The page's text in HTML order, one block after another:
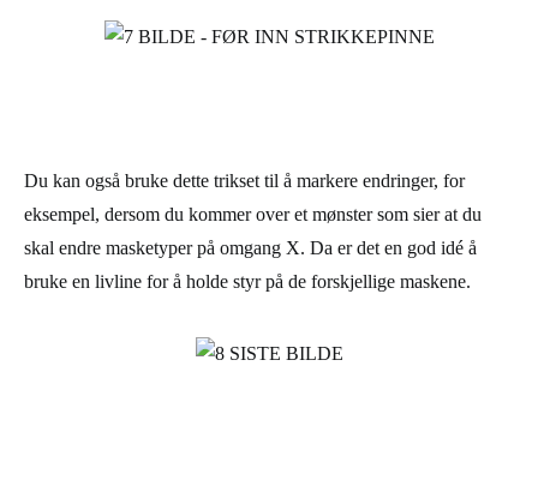
Du kan også bruke dette trikset til å markere endringer, for
eksempel, dersom du kommer over et mønster som sier at du
skal endre masketyper på omgang X. Da er det en god idé å
bruke en livline for å holde styr på de forskjellige maskene.